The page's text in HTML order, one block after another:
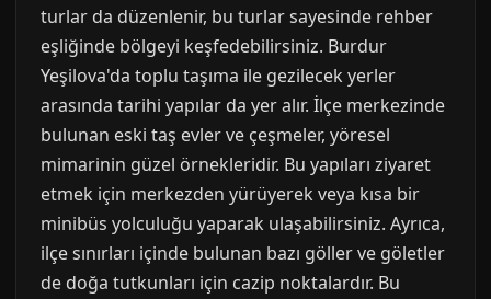
turlar da düzenlenir, bu turlar sayesinde rehber
eşliğinde bölgeyi keşfedebilirsiniz. Burdur
Yeşilova'da toplu taşıma ile gezilecek yerler
arasında tarihi yapılar da yer alır. İlçe merkezinde
bulunan eski taş evler ve çeşmeler, yöresel
mimarinin güzel örnekleridir. Bu yapıları ziyaret
etmek için merkezden yürüyerek veya kısa bir
minibüs yolculuğu yaparak ulaşabilirsiniz. Ayrıca,
ilçe sınırları içinde bulunan bazı göller ve göletler
de doğa tutkunları için cazip noktalardır. Bu